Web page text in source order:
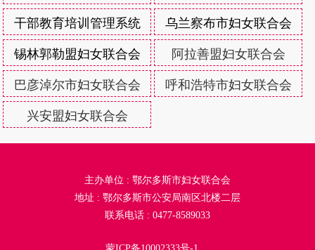
干部教育培训管理系统 乌兰察布市妇女联合会
锡林郭勒盟妇女联合会 阿拉善盟妇女联合会
巴彦淖尔市妇女联合会 呼和浩特市妇女联合会
兴安盟妇女联合会
主办单位 : 鄂尔多斯市妇女联合会
地址 : 鄂尔多斯市公安局南区北楼二层
联系电话 : 0477-8589033